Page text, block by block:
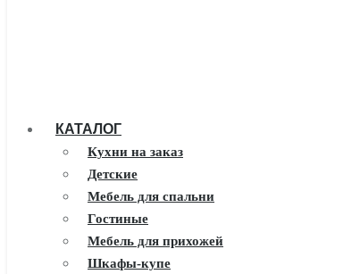
КАТАЛОГ
Кухни на заказ
Детские
Мебель для спальни
Гостиные
Мебель для прихожей
Шкафы-купе